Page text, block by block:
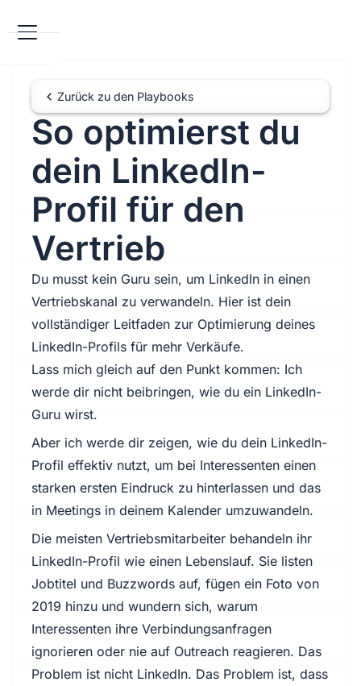
Zurück zu den Playbooks
So optimierst du
dein LinkedIn-
Profil für den
Vertrieb
Du musst kein Guru sein, um LinkedIn in einen
Vertriebskanal zu verwandeln. Hier ist dein
vollständiger Leitfaden zur Optimierung deines
LinkedIn-Profils für mehr Verkäufe.
Lass mich gleich auf den Punkt kommen: Ich
werde dir nicht beibringen, wie du ein LinkedIn-
Guru wirst.
Aber ich werde dir zeigen, wie du dein LinkedIn-
Profil effektiv nutzt, um bei Interessenten einen
starken ersten Eindruck zu hinterlassen und das
in Meetings in deinem Kalender umzuwandeln.
Die meisten Vertriebsmitarbeiter behandeln ihr
LinkedIn-Profil wie einen Lebenslauf. Sie listen
Jobtitel und Buzzwords auf, fügen ein Foto von
2019 hinzu und wundern sich, warum
Interessenten ihre Verbindungsanfragen
ignorieren oder nie auf Outreach reagieren. Das
Problem ist nicht LinkedIn. Das Problem ist, dass